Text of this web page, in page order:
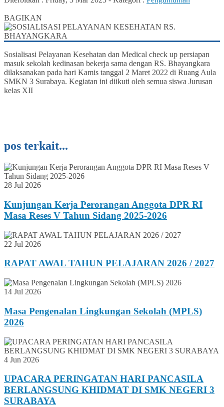
BAGIKAN
Sosialisasi Pelayanan Kesehatan dan Medical check up persiapan
masuk sekolah kedinasan bekerja sama dengan RS. Bhayangkara
dilaksanakan pada hari Kamis tanggal 2 Maret 2022 di Ruang Aula
SMKN 3 Surabaya. Kegiatan ini diikuti oleh semua siswa Jurusan
kelas XII
pos terkait...
28 Jul 2026
Kunjungan Kerja Perorangan Anggota DPR RI
Masa Reses V Tahun Sidang 2025-2026
22 Jul 2026
RAPAT AWAL TAHUN PELAJARAN 2026 / 2027
14 Jul 2026
Masa Pengenalan Lingkungan Sekolah (MPLS)
2026
4 Jun 2026
UPACARA PERINGATAN HARI PANCASILA
BERLANGSUNG KHIDMAT DI SMK NEGERI 3
SURABAYA